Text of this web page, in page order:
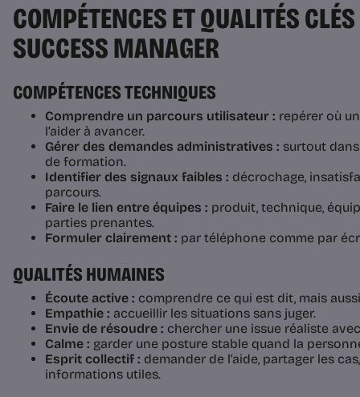
COMPÉTENCES ET QUALITÉS
SUCCESS MANAGER
COMPÉTENCES TECHNIQUES
Comprendre un parcours utilisateur : repérer où
l’aider à avancer.
Gérer des demandes administratives : surtout
de formation.
Identifier des signaux faibles : décrochage,
parcours.
Faire le lien entre équipes : produit, technique,
parties prenantes.
Formuler clairement : par téléphone comme par
QUALITÉS HUMAINES
Écoute active : comprendre ce qui est dit, mais
Empathie : accueillir les situations sans juger.
Envie de résoudre : chercher une issue réaliste
Calme : garder une posture stable quand la
Esprit collectif : demander de l’aide, partager les
informations utiles.